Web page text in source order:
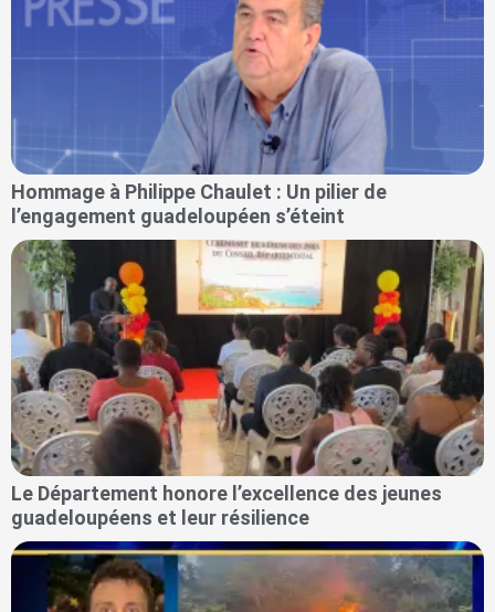
Hommage à Philippe Chaulet : Un pilier de
l’engagement guadeloupéen s’éteint
Le Département honore l’excellence des jeunes
guadeloupéens et leur résilience